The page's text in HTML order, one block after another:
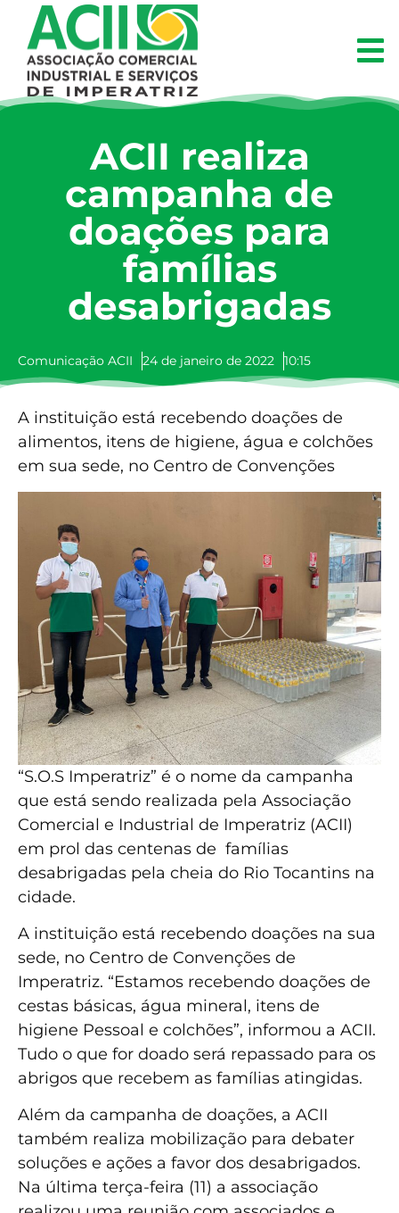
ACII realiza
campanha de
doações para
famílias
desabrigadas
Comunicação ACII 24 de janeiro de 2022 10:15
A instituição está recebendo doações de
alimentos, itens de higiene, água e colchões
em sua sede, no Centro de Convenções
“S.O.S Imperatriz” é o nome da campanha
que está sendo realizada pela Associação
Comercial e Industrial de Imperatriz (ACII)
em prol das centenas de famílias
desabrigadas pela cheia do Rio Tocantins na
cidade.
A instituição está recebendo doações na sua
sede, no Centro de Convenções de
Imperatriz. “Estamos recebendo doações de
cestas básicas, água mineral, itens de
higiene Pessoal e colchões”, informou a ACII.
Tudo o que for doado será repassado para os
abrigos que recebem as famílias atingidas.
Além da campanha de doações, a ACII
também realiza mobilização para debater
soluções e ações a favor dos desabrigados.
Na última terça-feira (11) a associação